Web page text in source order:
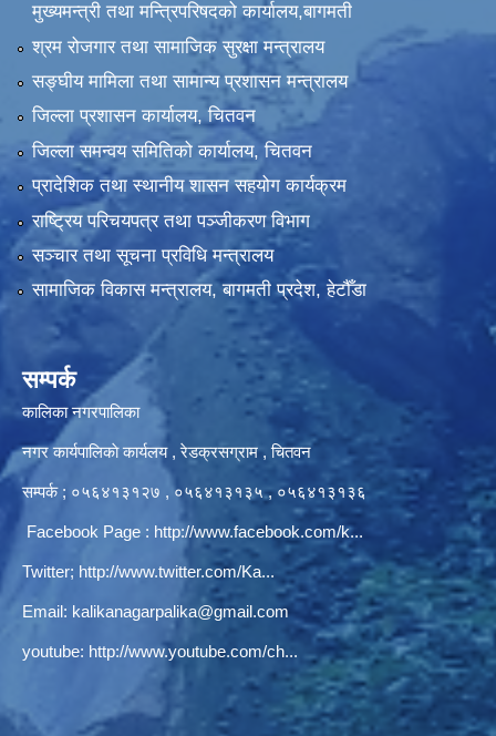
मुख्यमन्त्री तथा मन्त्रिपरिषदको कार्यालय,बागमती
श्रम रोजगार तथा सामाजिक सुरक्षा मन्त्रालय
सङ्‍घीय मामिला तथा सामान्य प्रशासन मन्त्रालय
जिल्ला प्रशासन कार्यालय, चितवन
जिल्ला समन्वय समितिको कार्यालय, चितवन
प्रादेशिक तथा स्थानीय शासन सहयोग कार्यक्रम
राष्ट्रिय परिचयपत्र तथा पञ्‍जीकरण विभाग
सञ्‍चार तथा सूचना प्रविधि मन्त्रालय
सामाजिक विकास मन्त्रालय, बागमती प्रदेश, हेटौँडा
सम्पर्क
कालिका नगरपालिका
नगर कार्यपालिकाे कार्यलय‍ , रेडक्रसग्राम , चितवन
सम्पर्क ; ०५६४१३१२७ , ०५६४१३१३५ , ०५६४१३१३६
Facebook Page : http://www.facebook.com/k...
Twitter; http://www.twitter.com/Ka...
Email: kalikanagarpalika@gmail.com
youtube: http://www.youtube.com/ch...